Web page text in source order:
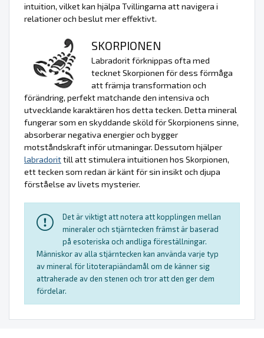
intuition, vilket kan hjälpa Tvillingarna att navigera i
relationer och beslut mer effektivt.
SKORPIONEN
Labradorit förknippas ofta med
tecknet Skorpionen för dess förmåga
att främja transformation och
förändring, perfekt matchande den intensiva och
utvecklande karaktären hos detta tecken. Detta mineral
fungerar som en skyddande sköld för Skorpionens sinne,
absorberar negativa energier och bygger
motståndskraft inför utmaningar. Dessutom hjälper
labradorittill att stimulera intuitionen hos Skorpionen,
ett tecken som redan är känt för sin insikt och djupa
förståelse av livets mysterier.
Det är viktigt att notera att kopplingen mellan
mineraler och stjärntecken främst är baserad
på esoteriska och andliga föreställningar.
Människor av alla stjärntecken kan använda varje typ
av mineral för litoterapiändamål om de känner sig
attraherade av den stenen och tror att den ger dem
fördelar.